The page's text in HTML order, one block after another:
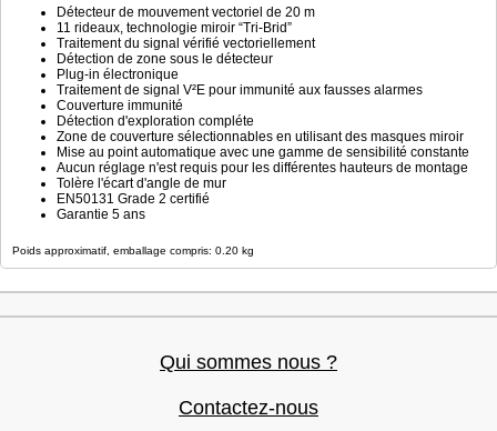
Détecteur de mouvement vectoriel de 20 m
11 rideaux, technologie miroir “Tri-Brid”
Traitement du signal vérifié vectoriellement
Détection de zone sous le détecteur
Plug-in électronique
Traitement de signal V²E pour immunité aux fausses alarmes
Couverture immunité
Détection d'exploration compléte
Zone de couverture sélectionnables en utilisant des masques miroir
Mise au point automatique avec une gamme de sensibilité constante
Aucun réglage n'est requis pour les différentes hauteurs de montage
Tolère l'écart d'angle de mur
EN50131 Grade 2 certifié
Garantie 5 ans
Poids approximatif, emballage compris: 0.20 kg
Qui sommes nous ?
Contactez-nous